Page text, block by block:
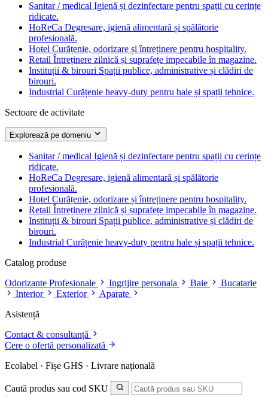
Sanitar / medical Igienă și dezinfectare pentru spații cu cerințe
ridicate.
HoReCa Degresare, igienă alimentară și spălătorie
profesională.
Hotel Curățenie, odorizare și întreținere pentru hospitality.
Retail Întreținere zilnică și suprafețe impecabile în magazine.
Instituții & birouri Spații publice, administrative și clădiri de
birouri.
Industrial Curățenie heavy-duty pentru hale și spații tehnice.
Sectoare de activitate
Explorează pe domeniu
Sanitar / medical Igienă și dezinfectare pentru spații cu cerințe
ridicate.
HoReCa Degresare, igienă alimentară și spălătorie
profesională.
Hotel Curățenie, odorizare și întreținere pentru hospitality.
Retail Întreținere zilnică și suprafețe impecabile în magazine.
Instituții & birouri Spații publice, administrative și clădiri de
birouri.
Industrial Curățenie heavy-duty pentru hale și spații tehnice.
Catalog produse
Odorizante Profesionale
Ingrijire personala Baie
Bucatarie
Interior
Exterior
Aparate
Asistență
Contact & consultanță
Cere o ofertă personalizată
Ecolabel · Fișe GHS · Livrare națională
Caută produs sau cod SKU